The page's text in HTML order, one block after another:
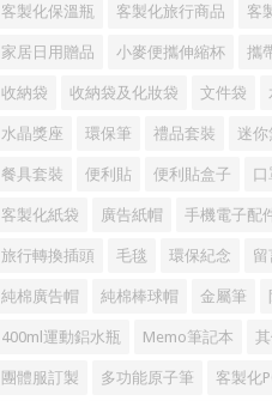
客製化保溫瓶 客製化旅行商品 客
家居日用贈品 小麥便攜伸縮杯 攜
收納袋 收納袋及化妝袋 文件袋
水晶獎座 環保筆 禮品套裝 迷你
餐具套裝 便利貼 便利貼盒子 口
客製化紙袋 廣告紙帽 手機電子配
旅行轉換插頭 毛毯 環保紀念 留
純棉廣告帽 純棉棒球帽 金屬筆
400ml運動鋁水瓶 Memo筆記本
團體服訂製 多功能原子筆 客製化